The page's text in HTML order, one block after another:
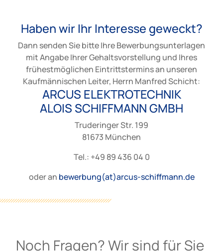
Haben wir Ihr Interesse geweckt?
Dann senden Sie bitte Ihre Bewerbungsunterlagen
mit Angabe Ihrer Gehaltsvorstellung und Ihres
frühestmöglichen Eintrittstermins an unseren
Kaufmännischen Leiter, Herrn Manfred Schicht:
ARCUS ELEKTROTECHNIK
ALOIS SCHIFFMANN GMBH
Truderinger Str. 199
81673 München
Tel.: +49 89 436 04 0
oder an bewerbung(at)arcus-schiffmann.de
Noch Fragen? Wir sind für Sie